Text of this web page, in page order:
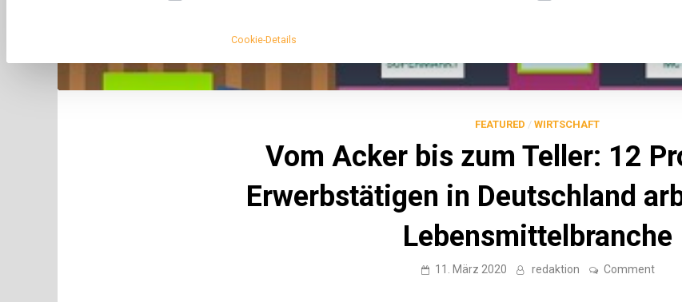
FEATURED / WIRTSCHAFT
Vom Acker bis zum Teller: 12
Erwerbstätigen in Deutschland
Lebensmittelbranche
11. März 2020 redaktion Commenton
Cookie-Details